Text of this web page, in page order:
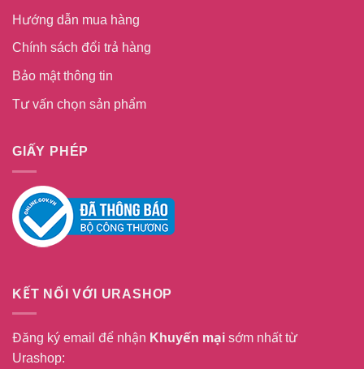
Hướng dẫn mua hàng
Chính sách đổi trả hàng
Bảo mật thông tin
Tư vấn chọn sản phẩm
GIẤY PHÉP
KẾT NỐI VỚI URASHOP
Đăng ký email để nhận Khuyến mại sớm nhất từ
Urashop: